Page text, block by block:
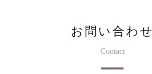
お問い合わせ
Contact